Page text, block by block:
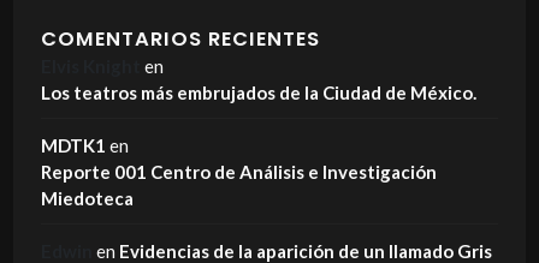
COMENTARIOS RECIENTES
en
Los teatros más embrujados de la Ciudad de México.
MDTK1 en
Reporte 001 Centro de Análisis e Investigación
Miedoteca
en Evidencias de la aparición de un llamado Gris